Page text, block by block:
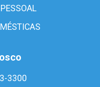
3300